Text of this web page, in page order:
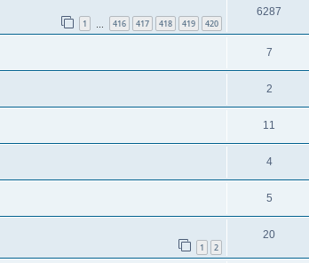
1 416 417 418 419 420
6287
7
2
11
4
5
1 2
20